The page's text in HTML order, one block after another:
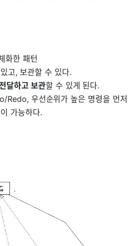
화한 패턴
고, 보관할 수 있다.
달하고 보관할 수 있게 된다.
Redo, 우선순위가 높은 명령을 먼저
가능하다.